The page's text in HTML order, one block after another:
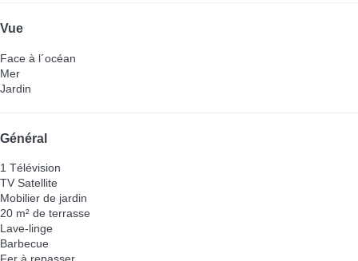
Vue
Face à l´océan
Mer
Jardin
Général
1 Télévision
TV Satellite
Mobilier de jardin
20 m² de terrasse
Lave-linge
Barbecue